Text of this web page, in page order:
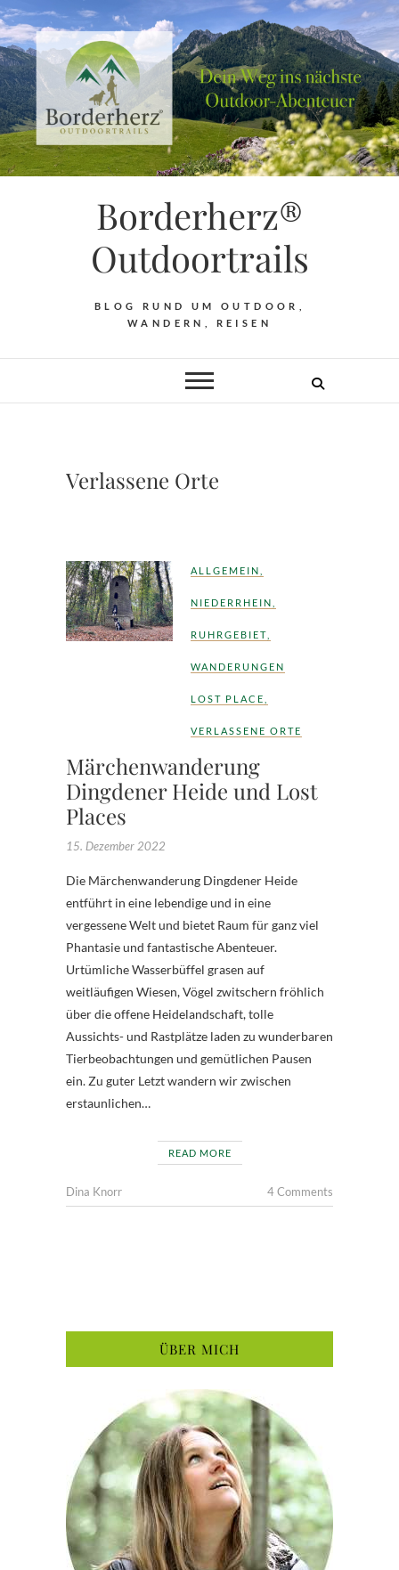
Borderherz®
Outdoortrails
BLOG RUND UM OUTDOOR,
WANDERN, REISEN
Verlassene Orte
ALLGEMEIN
NIEDERRHEIN
RUHRGEBIET
WANDERUNGEN
LOST PLACE
VERLASSENE ORTE
Märchenwanderung
Dingdener Heide und Lost
Places
15. Dezember 2022
Die Märchenwanderung Dingdener Heide
entführt in eine lebendige und in eine
vergessene Welt und bietet Raum für ganz viel
Phantasie und fantastische Abenteuer.
Urtümliche Wasserbüffel grasen auf
weitläufigen Wiesen, Vögel zwitschern fröhlich
über die offene Heidelandschaft, tolle
Aussichts- und Rastplätze laden zu wunderbaren
Tierbeobachtungen und gemütlichen Pausen
ein. Zu guter Letzt wandern wir zwischen
erstaunlichen…
READ MORE
Dina Knorr 4 Comments
ÜBER MICH